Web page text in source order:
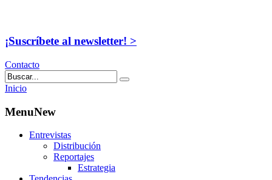
¡Suscríbete al newsletter! >
Contacto
Inicio
MenuNew
Entrevistas
Distribución
Reportajes
Estrategia